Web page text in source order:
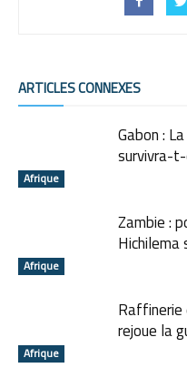
ARTICLES CONNEXES
Afrique
Gabon :
survivra-
Afrique
Zambie :
Hichilema
Afrique
Raffinerie
rejoue la